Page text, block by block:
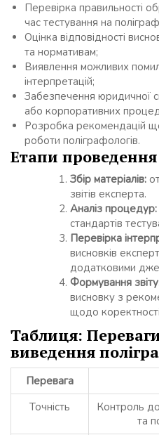
Перевірка правильності
час тестування на
Оцінка відповідності
та нормативам;
Виявлення можливих
інтерпретацій;
Забезпечення юридичної
або корпоративних
Розробка рекомендацій
роботи поліграфологів.
Етапи проведення
Збір матеріалів:
звітів експерта.
Аналіз процедур:
стандартів
Перевірка
висновків
додатковими
Формування
висновку з
щодо
Таблиця:
виведення
Перевага
Точність
Контроль
та